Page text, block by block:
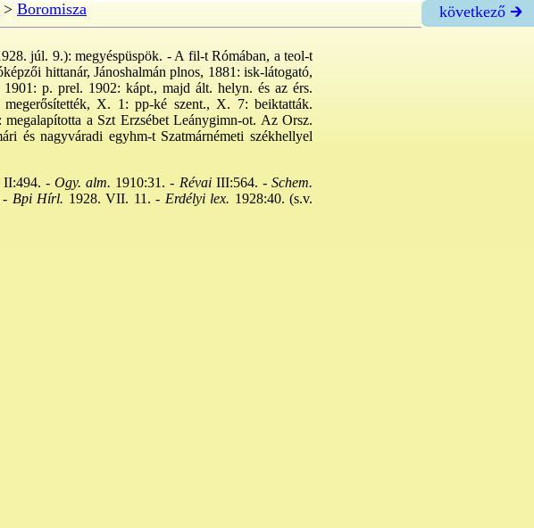
Boromisza következő 🡲
júl. 9.): megyéspüspök. - A fil-t Rómában, a teol-t
hittanár, Jánoshalmán plnos, 1881: isk-látogató,
p. prel. 1902: kápt., majd ált. helyn. és az érs.
X. 1: pp-ké szent., X. 7: beiktatták.
megalapította a Szt Erzsébet Leánygimn-ot. Az Orsz.
és nagyváradi egyhm-t Szatmárnémeti székhellyel
II:494. -Ogy. alm. 1910:31. - RévaiIII:564. -Schem.
- Bpi Hírl. 1928. VII. 11. - Erdélyi lex. 1928:40. (s.v.